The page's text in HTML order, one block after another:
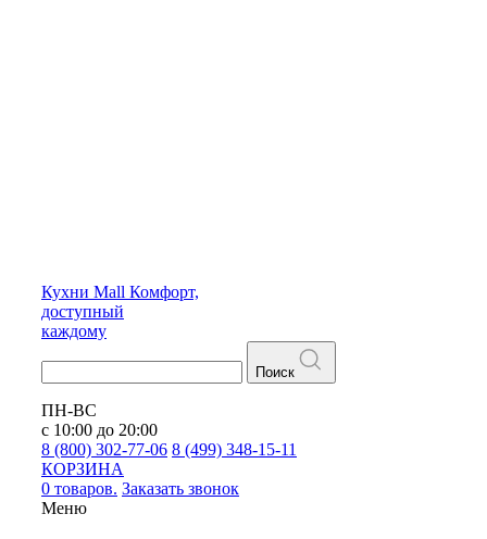
Кухни Mall Комфорт,
доступный
каждому
Поиск
ПН-ВС
с 10:00 до 20:00
8 (800) 302-77-06 8 (499) 348-15-11
КОРЗИНА
0 товаров. Заказать звонок
Меню